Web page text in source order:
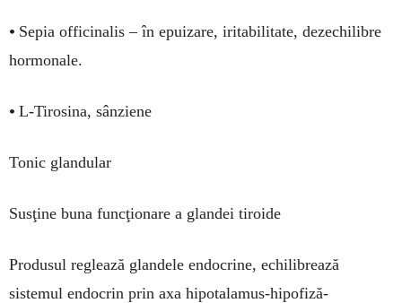
• Sepia officinalis – în epuizare, iritabilitate, dezechilibre
hormonale.
• L-Tirosina, sânziene
Tonic glandular
Susţine buna funcţionare a glandei tiroide
Produsul reglează glandele endocrine, echilibrează
sistemul endocrin prin axa hipotalamus-hipofiză-